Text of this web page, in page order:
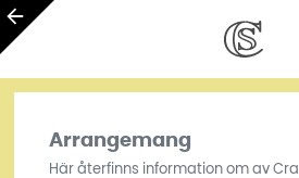
Arrangemang
Här återfinns information om av